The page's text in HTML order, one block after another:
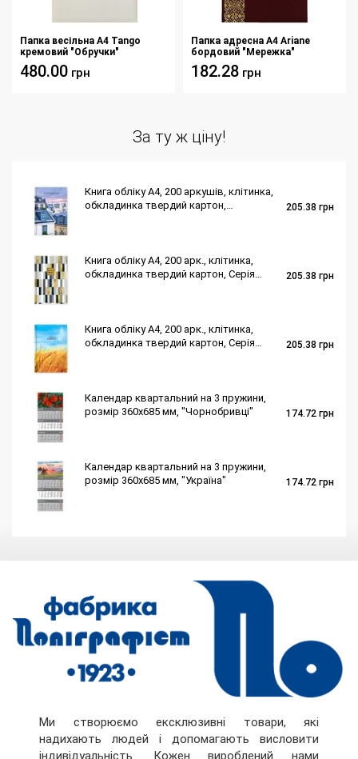
Папка весільна А4 Tango
кремовий "Обручки"
480.00 грн
Папка адресна А4 Ariane
бордовий "Мережка"
182.28 грн
За ту ж ціну!
Книга обліку А4, 200 аркушів, клітинка,
обкладинка твердий картон,
205.38 грн
Книга обліку А4, 200 арк., клітинка,
обкладинка твердий картон, Серія
205.38 грн
Книга обліку А4, 200 арк., клітинка,
обкладинка твердий картон, Серія
205.38 грн
Календар квартальний на 3 пружини,
розмір 360х685 мм, "Чорнобривці"
174.72 грн
Календар квартальний на 3 пружини,
розмір 360х685 мм, "Україна"
174.72 грн
Ми створюємо ексклюзивні товари, які
надихають людей і допомагають висловити
індивідуальність. Кожен вироблений нами